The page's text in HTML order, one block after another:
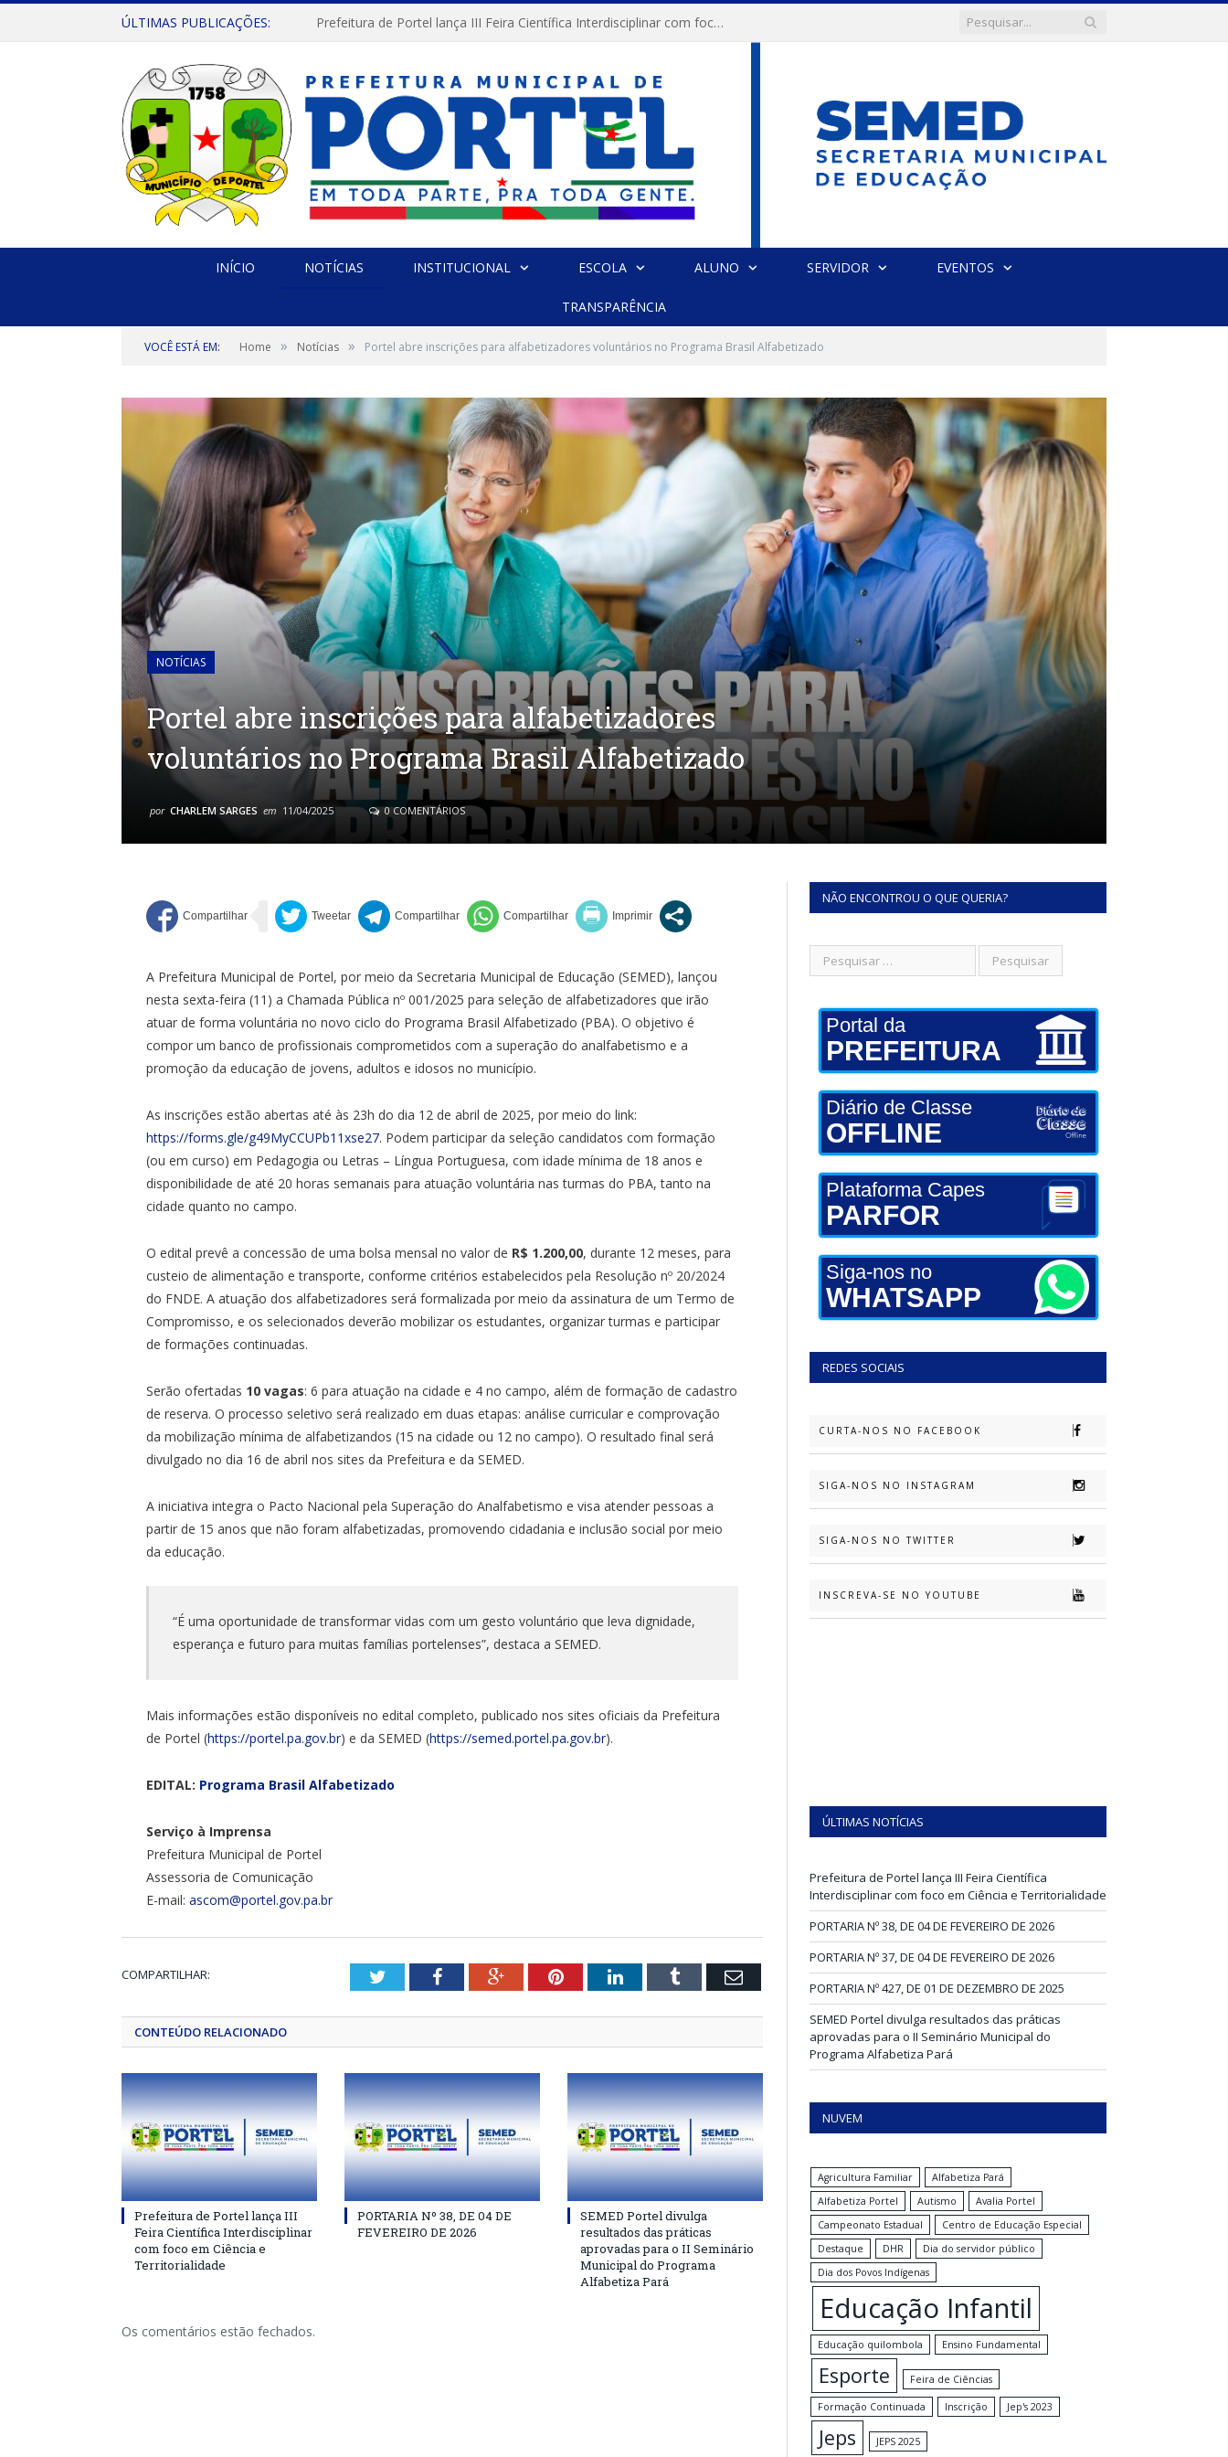
ÚLTIMAS PUBLICAÇÕES: Prefeitura de Portel lança III Feira Científica Interdisciplinar com foco em Ciência e Territorialidade
INÍCIO NOTÍCIAS INSTITUCIONAL ESCOLA ALUNO SERVIDOR EVENTOS
TRANSPARÊNCIA
VOCÊ ESTÁ EM: Home » Notícias » Portel abre inscrições para alfabetizadores voluntários no Programa Brasil Alfabetizado
NOTÍCIAS
Portel abre inscrições para alfabetizadores
voluntários no Programa Brasil Alfabetizado
por CHARLEM SARGES em 11/04/2025 0 COMENTÁRIOS
A Prefeitura Municipal de Portel, por meio da Secretaria Municipal de Educação (SEMED), lançou
nesta sexta-feira (11) a Chamada Pública nº 001/2025 para seleção de alfabetizadores que irão
atuar de forma voluntária no novo ciclo do Programa Brasil Alfabetizado (PBA). O objetivo é
compor um banco de profissionais comprometidos com a superação do analfabetismo e a
promoção da educação de jovens, adultos e idosos no município.
As inscrições estão abertas até às 23h do dia 12 de abril de 2025, por meio do link:
https://forms.gle/g49MyCCUPb11xse27. Podem participar da seleção candidatos com formação
(ou em curso) em Pedagogia ou Letras – Língua Portuguesa, com idade mínima de 18 anos e
disponibilidade de até 20 horas semanais para atuação voluntária nas turmas do PBA, tanto na
cidade quanto no campo.
O edital prevê a concessão de uma bolsa mensal no valor de R$ 1.200,00, durante 12 meses, para
custeio de alimentação e transporte, conforme critérios estabelecidos pela Resolução nº 20/2024
do FNDE. A atuação dos alfabetizadores será formalizada por meio da assinatura de um Termo de
Compromisso, e os selecionados deverão mobilizar os estudantes, organizar turmas e participar
de formações continuadas.
Serão ofertadas 10 vagas: 6 para atuação na cidade e 4 no campo, além de formação de cadastro
de reserva. O processo seletivo será realizado em duas etapas: análise curricular e comprovação
da mobilização mínima de alfabetizandos (15 na cidade ou 12 no campo). O resultado final será
divulgado no dia 16 de abril nos sites da Prefeitura e da SEMED.
A iniciativa integra o Pacto Nacional pela Superação do Analfabetismo e visa atender pessoas a
partir de 15 anos que não foram alfabetizadas, promovendo cidadania e inclusão social por meio
da educação.
“É uma oportunidade de transformar vidas com um gesto voluntário que leva dignidade,
esperança e futuro para muitas famílias portelenses”, destaca a SEMED.
Mais informações estão disponíveis no edital completo, publicado nos sites oficiais da Prefeitura
de Portel (https://portel.pa.gov.br) e da SEMED (https://semed.portel.pa.gov.br).
EDITAL: Programa Brasil Alfabetizado
Serviço à Imprensa
Prefeitura Municipal de Portel
Assessoria de Comunicação
E-mail:ascom@portel.gov.pa.br
COMPARTILHAR: TwitterFacebookGoogle+PinterestLinkedInTumblr Email
CONTEÚDO RELACIONADO
Prefeitura de Portel lança III
Feira Científica Interdisciplinar
com foco em Ciência e
Territorialidade
PORTARIA Nº 38, DE 04 DE
FEVEREIRO DE 2026
SEMED Portel divulga
resultados das práticas
aprovadas para o II Seminário
Municipal do Programa
Alfabetiza Pará
Os comentários estão fechados.
NÃO ENCONTROU O QUE QUERIA?
Portal da
PREFEITURA
Diário de Classe
OFFLINE
Plataforma Capes
PARFOR
Siga-nos no
WHATSAPP
REDES SOCIAIS
CURTA-NOS NO FACEBOOK
SIGA-NOS NO INSTAGRAM
SIGA-NOS NO TWITTER
INSCREVA-SE NO YOUTUBE
ÚLTIMAS NOTÍCIAS
Prefeitura de Portel lança III Feira Científica
Interdisciplinar com foco em Ciência e Territorialidade
PORTARIA Nº 38, DE 04 DE FEVEREIRO DE 2026
PORTARIA Nº 37, DE 04 DE FEVEREIRO DE 2026
PORTARIA Nº 427, DE 01 DE DEZEMBRO DE 2025
SEMED Portel divulga resultados das práticas
aprovadas para o II Seminário Municipal do
Programa Alfabetiza Pará
NUVEM
Agricultura Familiar
Alfabetiza Pará
Alfabetiza Portel
Autismo
Avalia Portel
Campeonato Estadual
Centro de Educação Especial
Destaque
DHR
Dia do servidor público
Dia dos Povos Indígenas
Educação Infantil
Educação quilombola Ensino Fundamental
Esporte Feira de Ciências
Formação Continuada Inscrição Jep's 2023
Jeps JEPS 2025